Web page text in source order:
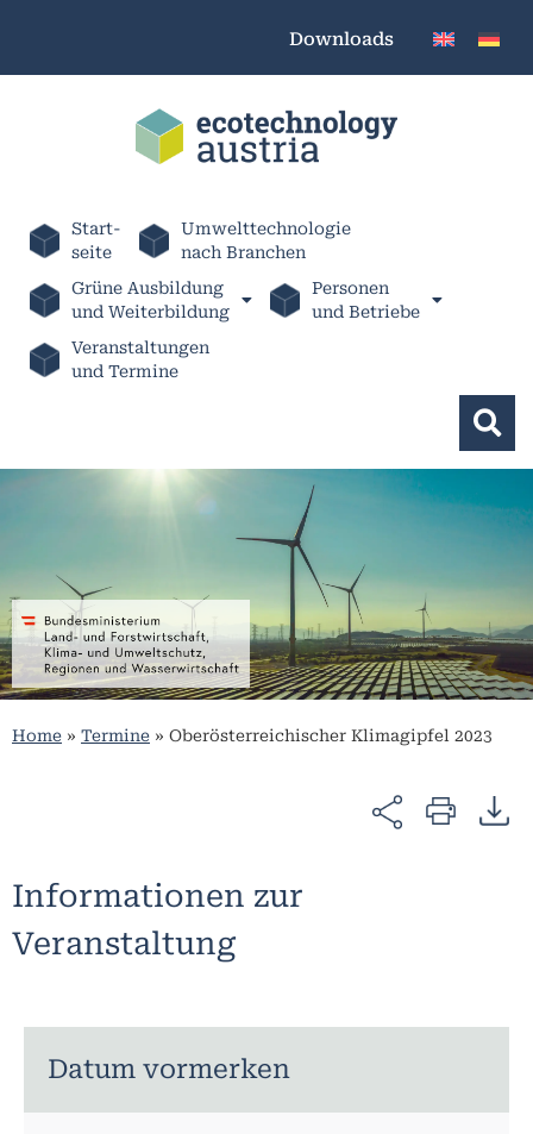
Downloads
Start-
seite
Umwelttechnologie
nach Branchen
Grüne Ausbildung
und Weiterbildung
Personen
und Betriebe
Veranstaltungen
und Termine
Home » Termine » Oberösterreichischer Klimagipfel 2023
Informationen zur
Veranstaltung
Datum vormerken